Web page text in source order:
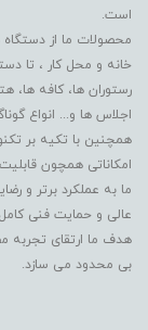
است.
محصولات ما از دستگاه
خانه و محل کار ، تا
رستوران ها، کافه ها،
اجلاس ها و... انواع
همچنین با تکیه بر
امکاناتی همچون
ما به عملکرد برتر و
عالی و حمایت فنی
هدف ما ارتقای تجربه
بی محدود می سازد.